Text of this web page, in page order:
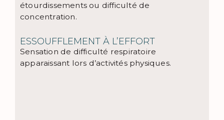
étourdissements ou difficulté de
concentration.
ESSOUFFLEMENT À L’EFFORT
Sensation de difficulté respiratoire
apparaissant lors d’activités physiques.